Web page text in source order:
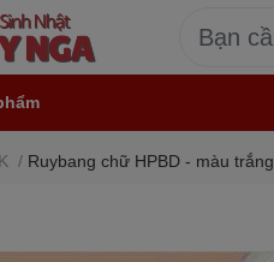
/ Ruybang chữ HPBD - màu trắng